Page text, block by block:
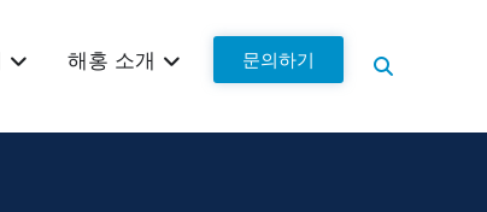
해홍 소개 문의하기